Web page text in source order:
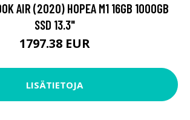
AIR (2020) HOPEA M1 16GB 1000GB
SSD 13.3"
1797.38 EUR
LISÄTIETOJA